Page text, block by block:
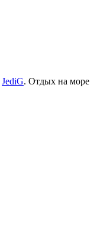
JediG. Отдых на море